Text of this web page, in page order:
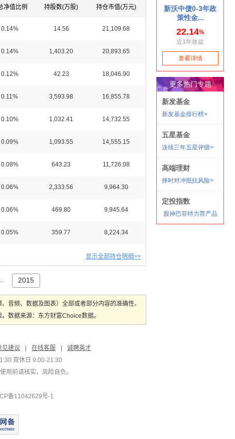
净值比例 持股数(万股) 持仓市值(万元)
0.14% 14.56 21,109.68
0.14% 1,403.20 20,893.65
0.12% 42.23 18,046.90
0.11% 3,593.98 16,855.78
0.10% 1,032.41 14,732.55
0.09% 1,093.55 14,555.15
0.08% 643.23 11,726.08
0.06% 2,333.56 9,964.30
0.06% 469.80 9,945.64
0.05% 359.77 8,224.34
显示全部持仓明细>>
2015
音频、数据及图表）全部或者部分内容的准确性、
数据来源：东方财富Choice数据。
见建议 在线客服
诚聘英才
双休日 9:00-21:30
用前请核实，风险自负。
备11042629号-1